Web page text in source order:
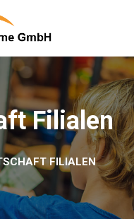
Filialen
FILIALEN